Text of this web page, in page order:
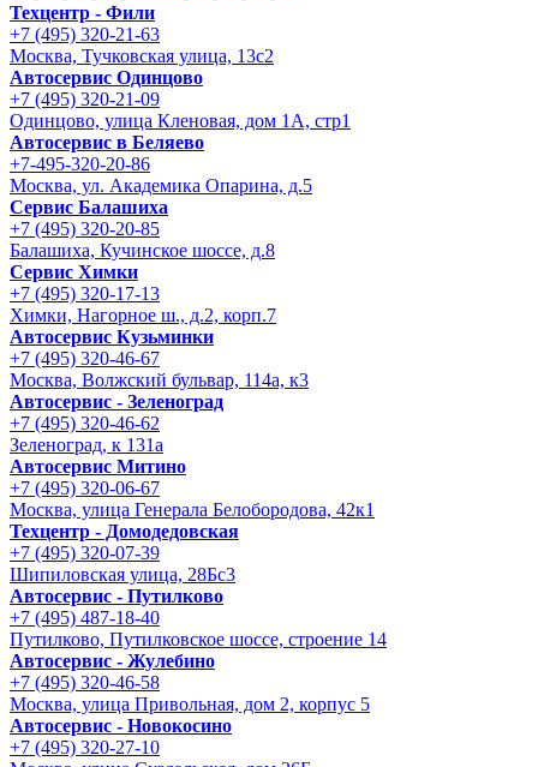
Техцентр - Фили
+7 (495) 320-21-63
Москва, Тучковская улица, 13с2
Автосервис Одинцово
+7 (495) 320-21-09
Одинцово, улица Кленовая, дом 1А, стр1
Автосервис в Беляево
+7-495-320-20-86
Москва, ул. Академика Опарина, д.5
Сервис Балашиха
+7 (495) 320-20-85
Балашиха, Кучинское шоссе, д.8
Сервис Химки
+7 (495) 320-17-13
Химки, Нагорное ш., д.2, корп.7
Автосервис Кузьминки
+7 (495) 320-46-67
Москва, Волжский бульвар, 114а, к3
Автосервис - Зеленоград
+7 (495) 320-46-62
Зеленоград, к 131а
Автосервис Митино
+7 (495) 320-06-67
Москва, улица Генерала Белобородова, 42к1
Техцентр - Домодедовская
+7 (495) 320-07-39
Шипиловская улица, 28Бс3
Автосервис - Путилково
+7 (495) 487-18-40
Путилково, Путилковское шоссе, строение 14
Автосервис - Жулебино
+7 (495) 320-46-58
Москва, улица Привольная, дом 2, корпус 5
Автосервис - Новокосино
+7 (495) 320-27-10